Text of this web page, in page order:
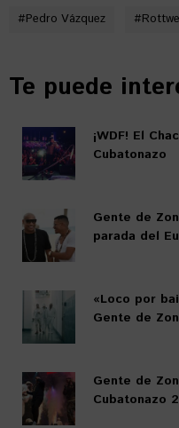
#Pedro Vázquez #
Te puede
¡WDF! El
Cubatonazo
Gente de
parada del
«Loco por
Gente de
Gente de
Cubatonazo